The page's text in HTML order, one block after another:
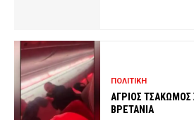
ΠΟΛΙΤΙΚΗ
ΑΓΡΙΟΣ
ΒΡΕΤΑΝΙΑ